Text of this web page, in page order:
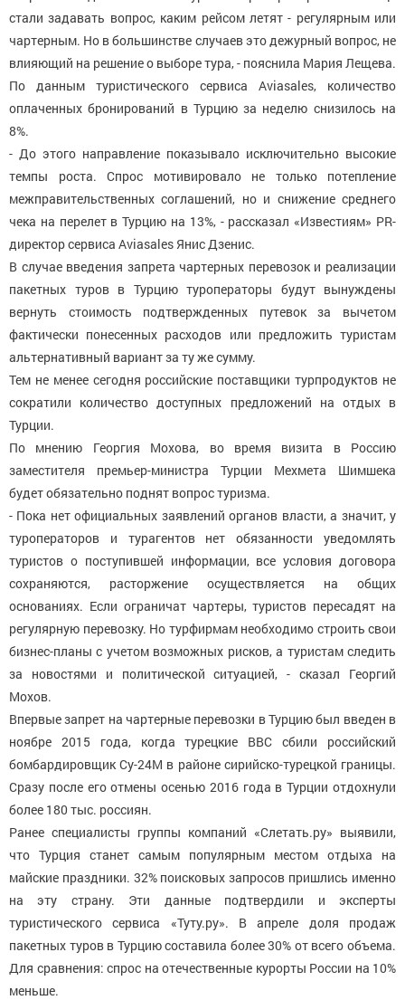
стали задавать вопрос, каким рейсом летят - регулярным или
чартерным. Но в большинстве случаев это дежурный вопрос, не
влияющий на решение о выборе тура, - пояснила Мария Лещева.
По данным туристического сервиса Aviasales, количество
оплаченных бронирований в Турцию за неделю снизилось на
8%.
- До этого направление показывало исключительно высокие
темпы роста. Спрос мотивировало не только потепление
межправительственных соглашений, но и снижение среднего
чека на перелет в Турцию на 13%, - рассказал «Известиям» PR-
директор сервиса Aviasales Янис Дзенис.
В случае введения запрета чартерных перевозок и реализации
пакетных туров в Турцию туроператоры будут вынуждены
вернуть стоимость подтвержденных путевок за вычетом
фактически понесенных расходов или предложить туристам
альтернативный вариант за ту же сумму.
Тем не менее сегодня российские поставщики турпродуктов не
сократили количество доступных предложений на отдых в
Турции.
По мнению Георгия Мохова, во время визита в Россию
заместителя премьер-министра Турции Мехмета Шимшека
будет обязательно поднят вопрос туризма.
- Пока нет официальных заявлений органов власти, а значит, у
туроператоров и турагентов нет обязанности уведомлять
туристов о поступившей информации, все условия договора
сохраняются, расторжение осуществляется на общих
основаниях. Если ограничат чартеры, туристов пересадят на
регулярную перевозку. Но турфирмам необходимо строить свои
бизнес-планы с учетом возможных рисков, а туристам следить
за новостями и политической ситуацией, - сказал Георгий
Мохов.
Впервые запрет на чартерные перевозки в Турцию был введен в
ноябре 2015 года, когда турецкие ВВС сбили российский
бомбардировщик Су-24М в районе сирийско-турецкой границы.
Сразу после его отмены осенью 2016 года в Турции отдохнули
более 180 тыс. россиян.
Ранее специалисты группы компаний «Слетать.ру» выявили,
что Турция станет самым популярным местом отдыха на
майские праздники. 32% поисковых запросов пришлись именно
на эту страну. Эти данные подтвердили и эксперты
туристического сервиса «Туту.ру». В апреле доля продаж
пакетных туров в Турцию составила более 30% от всего объема.
Для сравнения: спрос на отечественные курорты России на 10%
меньше.